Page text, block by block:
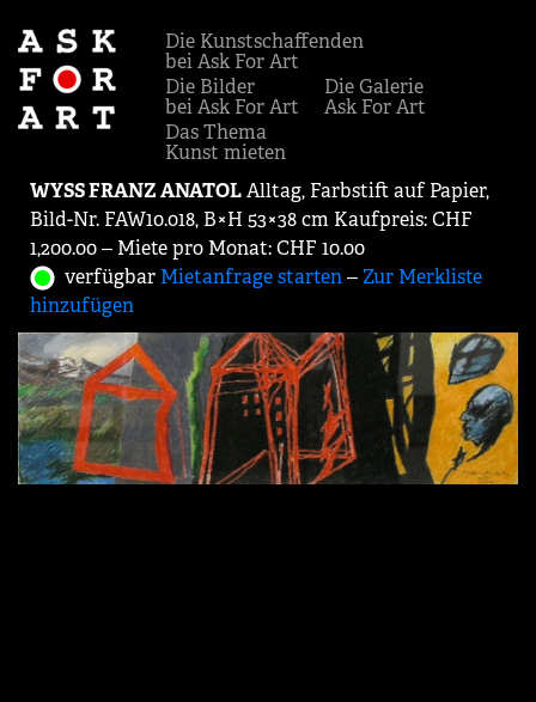
Die Kunstschaffenden
bei Ask For Art
Die Bilder
bei Ask For Art
Die Galerie
Ask For Art
Das Thema
Kunst mieten
WYSS FRANZ ANATOLAlltag, Farbstift auf Papier,
Bild-Nr. FAW10.018, B×H 53×38 cm Kaufpreis: CHF
1,200.00 ‒ Miete pro Monat: CHF 10.00
verfügbar Mietanfrage starten‒Zur Merkliste
hinzufügen